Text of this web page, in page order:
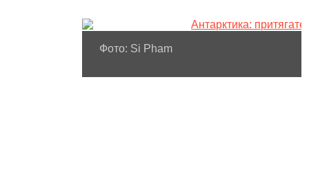
Фото: Si Pham